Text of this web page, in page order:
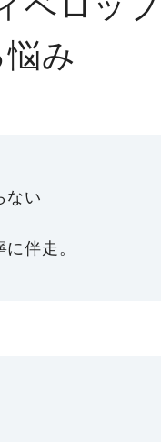
み
ない
伴走。